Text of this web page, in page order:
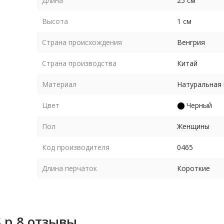
Высота 1 см
Страна происхождения Венгрия
Страна производства Китай
Материал
Цвет Черный
Пол Женщины
Код производителя 0465
Длина перчаток Короткие